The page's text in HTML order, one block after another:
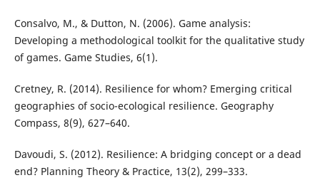
Consalvo, M., & Dutton, N. (2006). Game analysis:
Developing a methodological toolkit for the qualitative study
of games. Game Studies, 6(1).
Cretney, R. (2014). Resilience for whom? Emerging critical
geographies of socio-ecological resilience. Geography
Compass, 8(9), 627–640.
Davoudi, S. (2012). Resilience: A bridging concept or a dead
end? Planning Theory & Practice, 13(2), 299–333.